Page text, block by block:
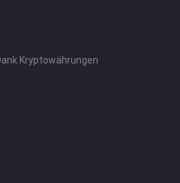
Kryptowährungen